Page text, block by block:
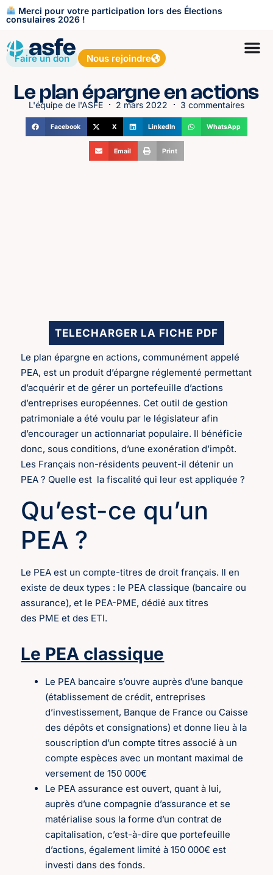
Merci pour votre participation lors des Élections
consulaires 2026 !
Faire un don Nous rejoindre
Le plan épargne en actions
L'équipe de l'ASFE 2 mars 2022 3 commentaires
Facebook X LinkedIn WhatsApp
Email Print
TELECHARGER LA FICHE PDF
Le plan épargne en actions, communément appelé
PEA, est un produit d’épargne réglementé permettant
d’acquérir et de gérer un portefeuille d’actions
d’entreprises européennes. Cet outil de gestion
patrimoniale a été voulu par le législateur afin
d’encourager un actionnariat populaire. Il bénéficie
donc, sous conditions, d’une exonération d’impôt.
Les Français non-résidents peuvent-il détenir un
PEA ? Quelle est la fiscalité qui leur est appliquée ?
Qu’est-ce qu’un
PEA ?
Le PEA est un compte-titres de droit français. Il en
existe de deux types : le PEA classique (bancaire ou
assurance), et le PEA-PME, dédié aux titres
des PME et des ETI.
Le PEA classique
Le PEA bancaire s’ouvre auprès d’une banque
(établissement de crédit, entreprises
d’investissement, Banque de France ou Caisse
des dépôts et consignations) et donne lieu à la
souscription d’un compte titres associé à un
compte espèces avec un montant maximal de
versement de 150 000€
Le PEA assurance est ouvert, quant à lui,
auprès d’une compagnie d’assurance et se
matérialise sous la forme d’un contrat de
capitalisation, c’est-à-dire que portefeuille
d’actions, également limité à 150 000€ est
investi dans des fonds.